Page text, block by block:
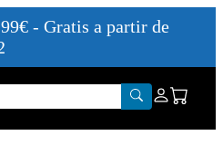
- Gratis a partir de